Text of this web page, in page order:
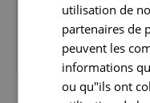
La politique en
bien soutenue.
utilisation de
partenaires de
peuvent les
informations
ou qu"ils ont